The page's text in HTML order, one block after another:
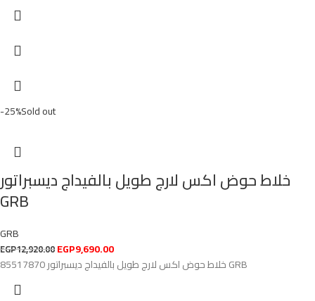
-25%Sold out
خلاط حوض اكس لارج طويل بالفيداج ديسبراتور
GRB
GRB
EGP12,920.00EGP9,690.00
خلاط حوض اكس لارج طويل بالفيداج ديسبراتور 85517870 GRB